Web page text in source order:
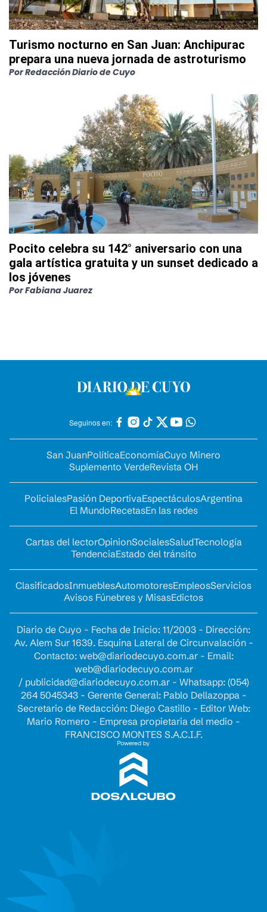
Turismo nocturno en San Juan: Anchipurac
prepara una nueva jornada de astroturismo
PorRedacción Diario de Cuyo
Pocito celebra su 142° aniversario con una
gala artística gratuita y un sunset dedicado a
los jóvenes
PorFabiana Juarez
Seguinos en:
San JuanPolíticaEconomíaCuyo Minero
Suplemento VerdeRevista OH
PolicialesPasión DeportivaEspectáculosArgentina
El MundoRecetasEn las redes
Cartas del lectorOpinionSocialesSaludTecnología
TendenciaEstado del tránsito
ClasificadosInmueblesAutomotoresEmpleosServicios
Avisos Fúnebres y MisasEdictos
Diario de Cuyo - Fecha de Inicio: 11/2003 - Dirección:
Av. Alem Sur 1639. Esquina Lateral de Circunvalación -
Contacto: web@diariodecuyo.com.ar- Email:
web@diariodecuyo.com.ar
/ publicidad@diariodecuyo.com.ar- Whatsapp: (054)
264 5045343 - Gerente General: Pablo Dellazoppa -
Secretario de Redacción: Diego Castillo - Editor Web:
Mario Romero - Empresa propietaria del medio -
FRANCISCO MONTES S.A.C.I.F.